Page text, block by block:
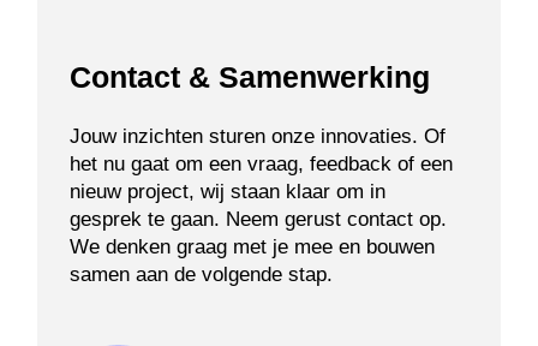
Contact & Samenwerking
Jouw inzichten sturen onze innovaties. Of
het nu gaat om een vraag, feedback of een
nieuw project, wij staan klaar om in
gesprek te gaan. Neem gerust contact op.
We denken graag met je mee en bouwen
samen aan de volgende stap.